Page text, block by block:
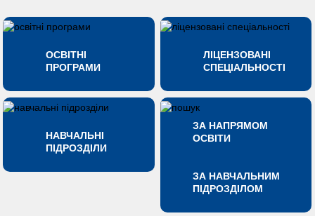
ОСВІТНІ
ПРОГРАМИ
ЛІЦЕНЗОВАНІ
СПЕЦІАЛЬНОСТІ
НАВЧАЛЬНІ
ПІДРОЗДІЛИ
ЗА НАПРЯМОМ
ОСВІТИ
ЗА НАВЧАЛЬНИМ
ПІДРОЗДІЛОМ